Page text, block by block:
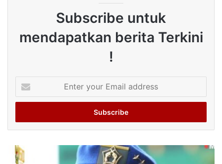
Subscribe untuk
mendapatkan berita Terkini
!
your
Email